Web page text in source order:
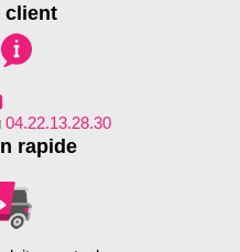
client
04.22.13.28.30
rapide